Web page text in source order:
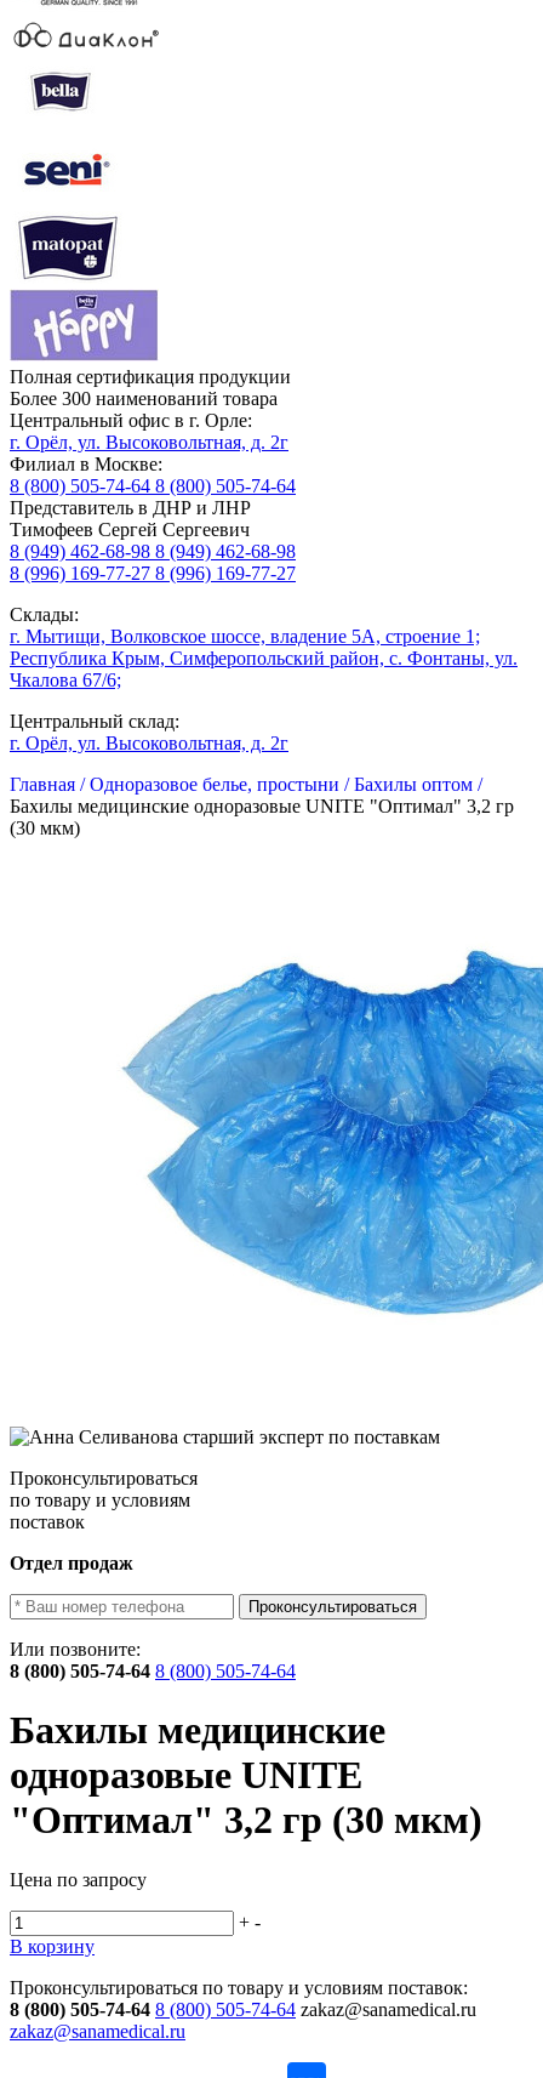
Полная сертификация продукции
Более 300 наименований товара
Центральный офис в г. Орле:
г. Орёл, ул. Высоковольтная, д. 2г
Филиал в Москве:
8 (800) 505-74-64 8 (800) 505-74-64
Представитель в ДНР и ЛНР
Тимофеев Сергей Сергеевич
8 (949) 462-68-98 8 (949) 462-68-98
8 (996) 169-77-27 8 (996) 169-77-27
Склады:
г. Мытищи, Волковское шоссе, владение 5А, строение 1;
Республика Крым, Симферопольский район, с. Фонтаны, ул.
Чкалова 67/6;
Центральный склад:
г. Орёл, ул. Высоковольтная, д. 2г
Главная /Одноразовое белье, простыни /Бахилы оптом /
Бахилы медицинские одноразовые UNITE "Оптимал" 3,2 гр
(30 мкм)
Проконсультироваться
по товару и условиям
поставок
Отдел продаж
Проконсультироваться
Или позвоните:
8 (800) 505-74-64 8 (800) 505-74-64
Бахилы медицинские
одноразовые UNITE
"Оптимал" 3,2 гр (30 мкм)
Цена по запросу
+ -
В корзину
Проконсультироваться по товару и условиям поставок:
8 (800) 505-74-64 8 (800) 505-74-64 zakaz@sanamedical.ru
zakaz@sanamedical.ru